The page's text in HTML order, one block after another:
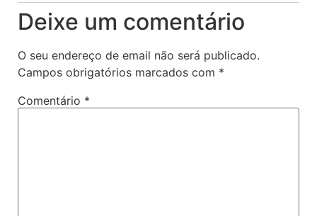
Deixe um comentário
O seu endereço de email não será publicado.
Campos obrigatórios marcados com *
Comentário *